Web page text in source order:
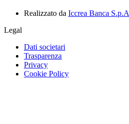
Realizzato da Iccrea Banca S.p.A
Legal
Dati societari
Trasparenza
Privacy
Cookie Policy